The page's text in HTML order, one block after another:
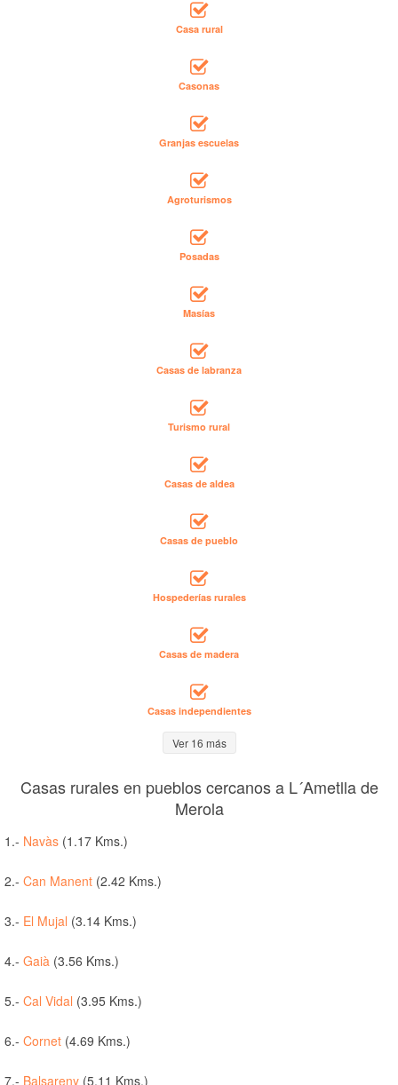
Casa rural
Casonas
Granjas escuelas
Agroturismos
Posadas
Masías
Casas de labranza
Turismo rural
Casas de aldea
Casas de pueblo
Hospederías rurales
Casas de madera
Casas independientes
Ver 16 más
Casas rurales en pueblos cercanos a L´Ametlla de
Merola
1.- Navàs (1.17 Kms.)
2.- Can Manent (2.42 Kms.)
3.- El Mujal (3.14 Kms.)
4.- Gaià (3.56 Kms.)
5.- Cal Vidal (3.95 Kms.)
6.- Cornet (4.69 Kms.)
7.- Balsareny (5.11 Kms.)